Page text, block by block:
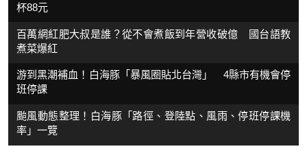
杯88元
百萬網紅肥大叔是誰？從不會煮飯到年營收破億 國台語教
煮菜爆紅
游到黑潮補血！白海豚「暴風圈貼北台灣」 4縣市有機會停
班停課
颱風動態整理！白海豚「路徑、登陸點、風雨、停班停課機
率」一覽